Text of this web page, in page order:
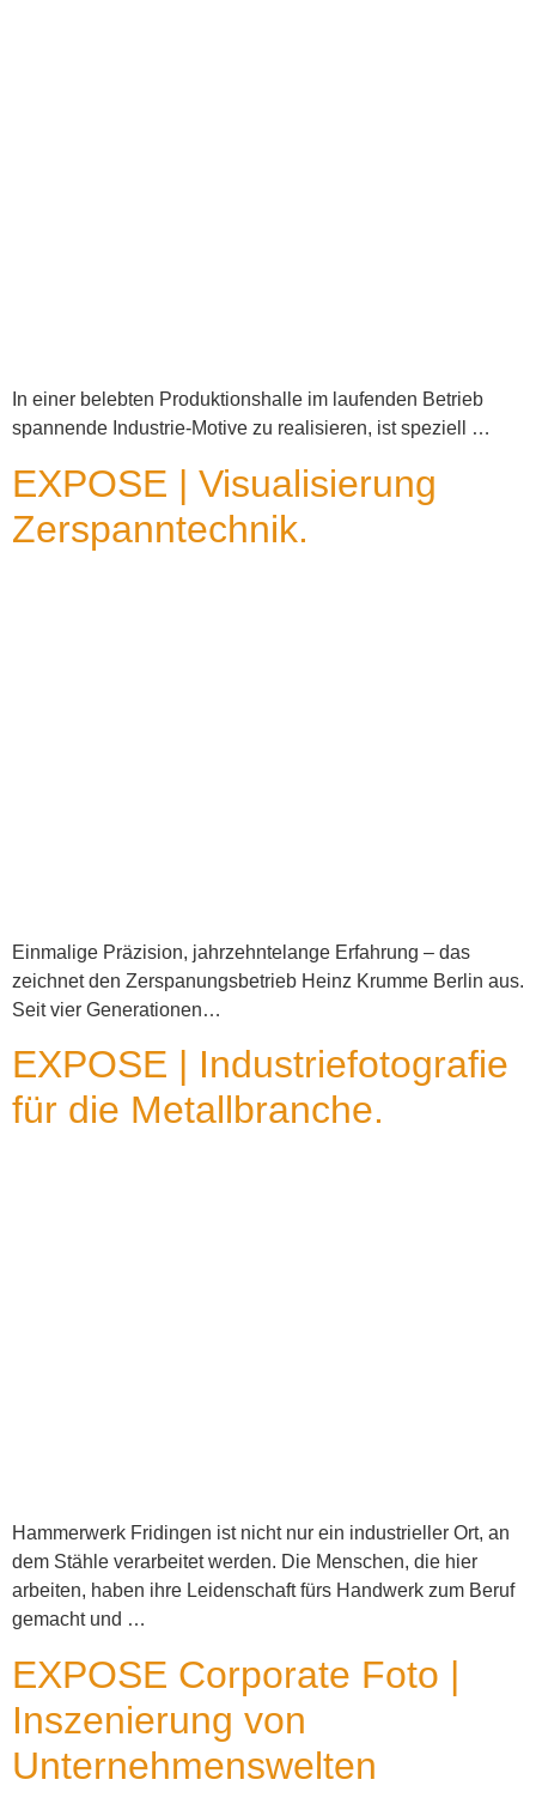
In einer belebten Produktionshalle im laufenden Betrieb
spannende Industrie-Motive zu realisieren, ist speziell …
EXPOSE | Visualisierung
Zerspanntechnik.
Einmalige Präzision, jahrzehntelange Erfahrung – das
zeichnet den Zerspanungsbetrieb Heinz Krumme Berlin aus.
Seit vier Generationen…
EXPOSE | Industriefotografie
für die Metallbranche.
Hammerwerk Fridingen ist nicht nur ein industrieller Ort, an
dem Stähle verarbeitet werden. Die Menschen, die hier
arbeiten, haben ihre Leidenschaft fürs Handwerk zum Beruf
gemacht und …
EXPOSE Corporate Foto |
Inszenierung von
Unternehmenswelten